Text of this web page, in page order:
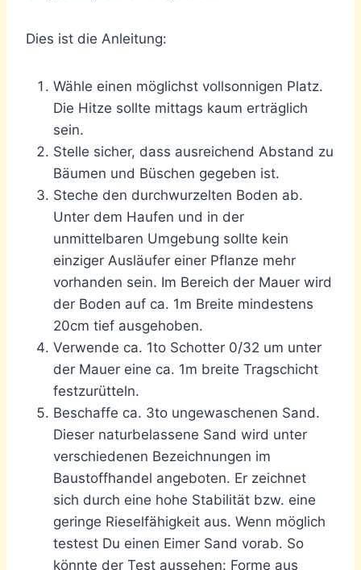
Dies ist die Anleitung:
Wähle einen möglichst vollsonnigen Platz.
Die Hitze sollte mittags kaum erträglich
sein.
Stelle sicher, dass ausreichend Abstand zu
Bäumen und Büschen gegeben ist.
Steche den durchwurzelten Boden ab.
Unter dem Haufen und in der
unmittelbaren Umgebung sollte kein
einziger Ausläufer einer Pflanze mehr
vorhanden sein. Im Bereich der Mauer wird
der Boden auf ca. 1m Breite mindestens
20cm tief ausgehoben.
Verwende ca. 1to Schotter 0/32 um unter
der Mauer eine ca. 1m breite Tragschicht
festzurütteln.
Beschaffe ca. 3to ungewaschenen Sand.
Dieser naturbelassene Sand wird unter
verschiedenen Bezeichnungen im
Baustoffhandel angeboten. Er zeichnet
sich durch eine hohe Stabilität bzw. eine
geringe Rieselfähigkeit aus. Wenn möglich
testest Du einen Eimer Sand vorab. So
könnte der Test aussehen: Forme aus